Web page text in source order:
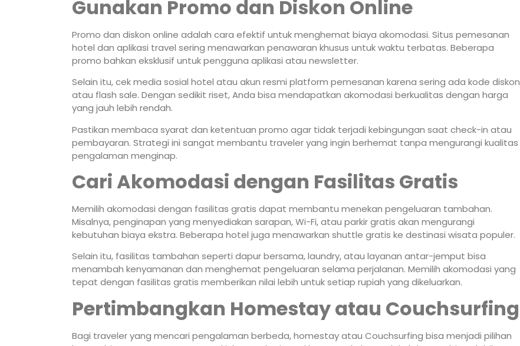
Gunakan Promo dan Diskon Online
Promo dan diskon online adalah cara efektif untuk menghemat biaya akomodasi. Situs pemesanan
hotel dan aplikasi travel sering menawarkan penawaran khusus untuk waktu terbatas. Beberapa
promo bahkan eksklusif untuk pengguna aplikasi atau newsletter.
Selain itu, cek media sosial hotel atau akun resmi platform pemesanan karena sering ada kode diskon
atau flash sale. Dengan sedikit riset, Anda bisa mendapatkan akomodasi berkualitas dengan harga
yang jauh lebih rendah.
Pastikan membaca syarat dan ketentuan promo agar tidak terjadi kebingungan saat check-in atau
pembayaran. Strategi ini sangat membantu traveler yang ingin berhemat tanpa mengurangi kualitas
pengalaman menginap.
Cari Akomodasi dengan Fasilitas Gratis
Memilih akomodasi dengan fasilitas gratis dapat membantu menekan pengeluaran tambahan.
Misalnya, penginapan yang menyediakan sarapan, Wi-Fi, atau parkir gratis akan mengurangi
kebutuhan biaya ekstra. Beberapa hotel juga menawarkan shuttle gratis ke destinasi wisata populer.
Selain itu, fasilitas tambahan seperti dapur bersama, laundry, atau layanan antar-jemput bisa
menambah kenyamanan dan menghemat pengeluaran selama perjalanan. Memilih akomodasi yang
tepat dengan fasilitas gratis memberikan nilai lebih untuk setiap rupiah yang dikeluarkan.
Pertimbangkan Homestay atau Couchsurfing
Bagi traveler yang mencari pengalaman berbeda, homestay atau Couchsurfing bisa menjadi pilihan